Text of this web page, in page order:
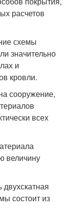
расчетов
схемы
значительно
и
кровли.
сооружение,
всех
величину
состоит из